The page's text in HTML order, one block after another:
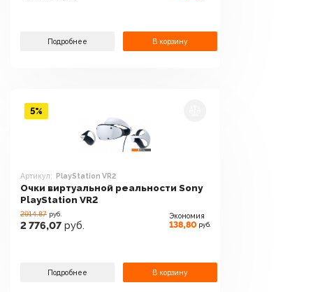
Подробнее В корзину
Артикул: PlayStation VR2
Очки виртуальной реальности Sony
PlayStation VR2
2914.87 руб.
2 776,07 руб.
Экономия
138,80 руб.
Подробнее В корзину
5%